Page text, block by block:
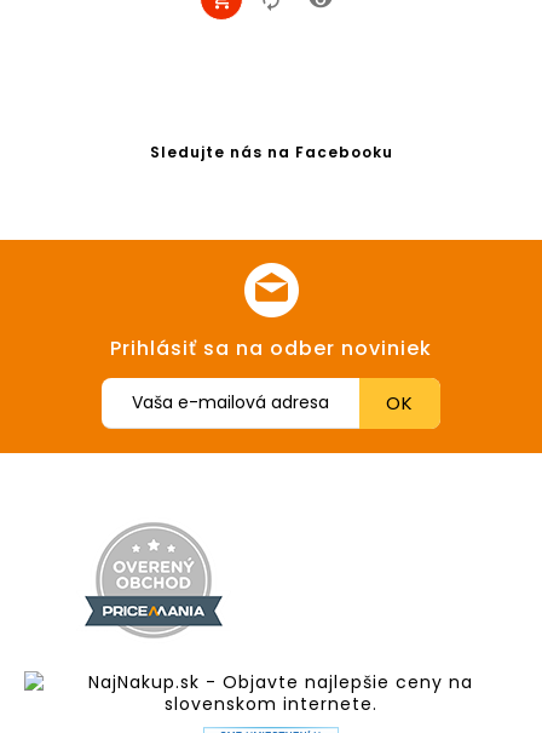
Sledujte nás na Facebooku
Prihlásiť sa na odber noviniek